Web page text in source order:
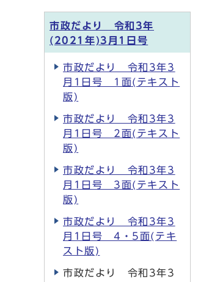
市政だより 令和3年
(2021年)3月1日号
市政だより 令和3年3
月1日号 1面(テキスト
版)
市政だより 令和3年3
月1日号 2面(テキスト
版)
市政だより 令和3年3
月1日号 3面(テキスト
版)
市政だより 令和3年3
月1日号 4・5面(テキ
スト版)
市政だより 令和3年3